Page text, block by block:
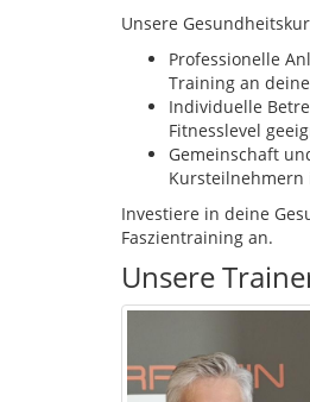
Unsere
Professionelle
Training an
Individuelle
Fitnesslevel
Gemeinschaft
Investiere in deine
Faszientraining an.
Unsere